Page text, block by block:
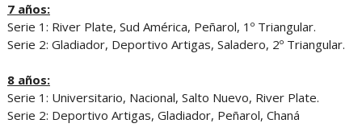
7 años:
Serie 1: River Plate, Sud América, Peñarol, 1º Triangular.
Serie 2: Gladiador, Deportivo Artigas, Saladero, 2º Triangular.
8 años:
Serie 1: Universitario, Nacional, Salto Nuevo, River Plate.
Serie 2: Deportivo Artigas, Gladiador, Peñarol, Chaná